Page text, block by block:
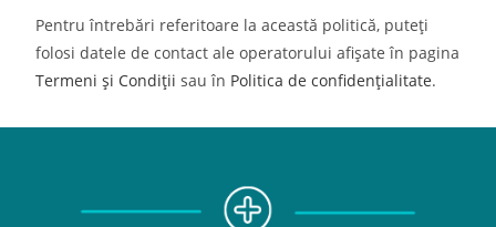
Pentru întrebări referitoare la această politică, puteți
folosi datele de contact ale operatorului afișate în pagina
Termeni și Condiții sau în Politica de confidențialitate.